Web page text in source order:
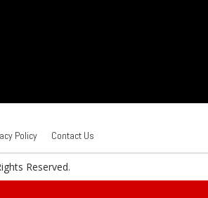
Policy Contact Us
Reserved.